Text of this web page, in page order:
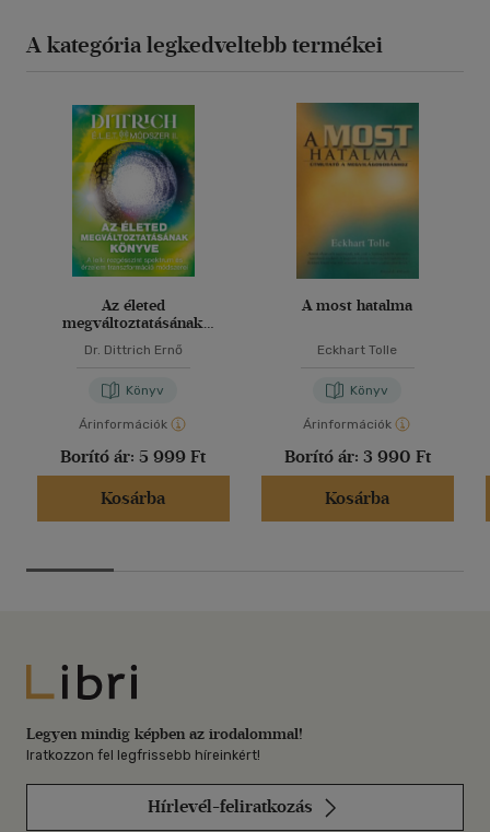
A kategória legkedveltebb termékei
Az életed
megváltoztatásának
Dr. Dittrich Ernő
Könyv
Árinformációk
Borító ár: 5 999 Ft
Kosárba
A most hatalma
Eckhart Tolle
Könyv
Árinformációk
Borító ár: 3 990 Ft
Kosárba
Libri
Legyen mindig képben az irodalommal!
Iratkozzon fel legfrissebb híreinkért!
Hírlevél-feliratkozás